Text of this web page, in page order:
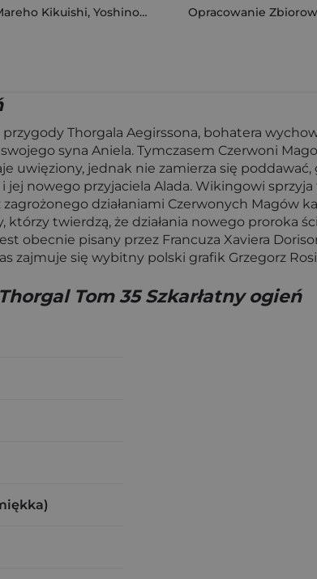
Kikuishi, Yoshinori Kisaragi Opracowanie
Thorgala Aegirssona, bohatera
syna Aniela. Tymczasem Czerwoni
uwięziony, jednak nie zamierza się
nowego przyjaciela Alada. Wikingowi
działaniami Czerwonych Magów
twierdzą, że działania nowego proroka
obecnie pisany przez Francuza Xaviera
zajmuje się wybitny polski grafik Grzegorz
Thorgal Tom 35 Szkarłatny ogień